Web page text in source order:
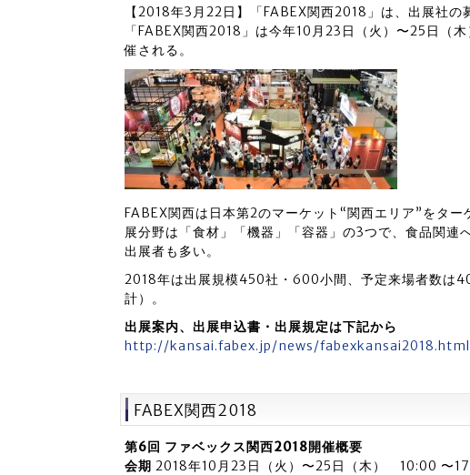
【2018年3月22日】「FABEX関西2018」は、出展社の
「FABEX関西2018」は今年10月23日（火）〜25日（
催される。
FABEX関西は日本第2のマーケット“関西エリア”をタ
展分野は「食材」「機器」「容器」の3つで、食品関連
出展者も多い。
2018年は出展規模450社・600小間、予定来場者数は
計）。
出展案内、出展申込書・出展規定は下記から
http://kansai.fabex.jp/news/fabexkansai2018.html
FABEX関西2018
第6回 ファベックス関西2018開催概要
会期 2018年10月23日（火）〜25日（木） 10:00 〜